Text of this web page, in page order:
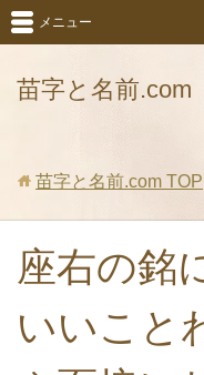
苗字と名前.com
メニュー
苗字と名前.com TOP
座右の銘
いいこと